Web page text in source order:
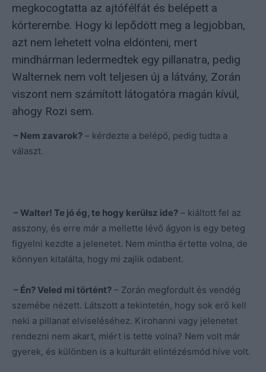
megkocogtatta az ajtófélfát és belépett a
kórterembe. Hogy ki lepődött meg a legjobban,
azt nem lehetett volna eldönteni, mert
mindhárman ledermedtek egy pillanatra, pedig
Walternek nem volt teljesen új a látvány, Zorán
viszont nem számított látogatóra magán kívül,
ahogy Rozi sem.
– Nem zavarok? – kérdezte a belépő, pedig tudta a
választ.
– Walter! Te jó ég, te hogy kerülsz ide? – kiáltott fel az
asszony, és erre már a mellette lévő ágyon is egy beteg
figyelni kezdte a jelenetet. Nem mintha értette volna, de
könnyen kitalálta, hogy mi zajlik odabent.
– Én? Veled mi történt? – Zorán megfordult és vendég
szemébe nézett. Látszott a tekintetén, hogy sok erő kell
neki a pillanat elviseléséhez. Kirohanni vagy jelenetet
rendezni nem akart, miért is tette volna? Nem volt már
gyerek, és különben is a kulturált elintézésmód híve volt.